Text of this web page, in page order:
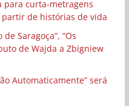
para curta-metragens
de histórias de vida
Saragoça”, “Os
de Wajda a Zbigniew
Automaticamente” será